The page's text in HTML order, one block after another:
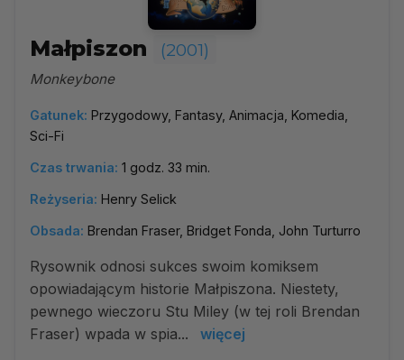
Małpiszon (2001)
Monkeybone
Gatunek: Przygodowy, Fantasy, Animacja, Komedia,
Sci-Fi
Czas trwania: 1 godz. 33 min.
Reżyseria: Henry Selick
Obsada: Brendan Fraser, Bridget Fonda, John Turturro
Rysownik odnosi sukces swoim komiksem
opowiadającym historie Małpiszona. Niestety,
pewnego wieczoru Stu Miley (w tej roli Brendan
Fraser) wpada w spia...
więcej